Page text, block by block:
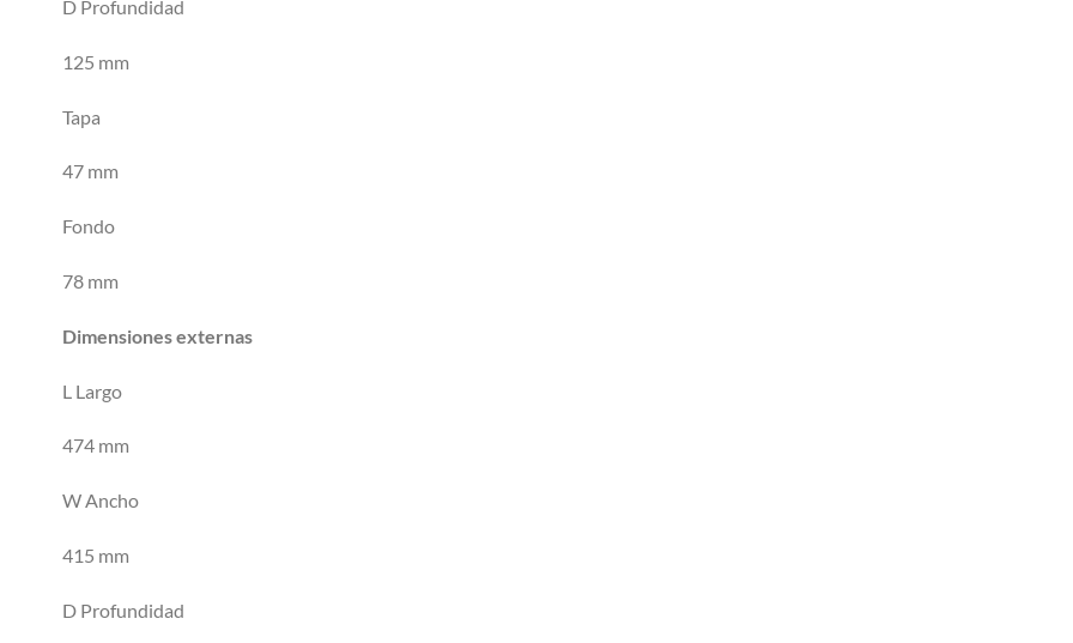
D Profundidad
125 mm
Tapa
47 mm
Fondo
78 mm
Dimensiones externas
L Largo
474 mm
W Ancho
415 mm
D Profundidad